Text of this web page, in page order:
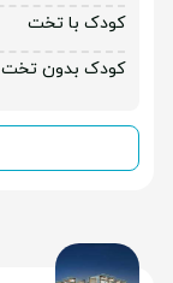
کودک با تخت
کودک بدون تخت